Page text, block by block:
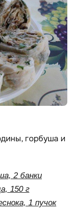
горбуша и
2 банки
150 г
1 пучок